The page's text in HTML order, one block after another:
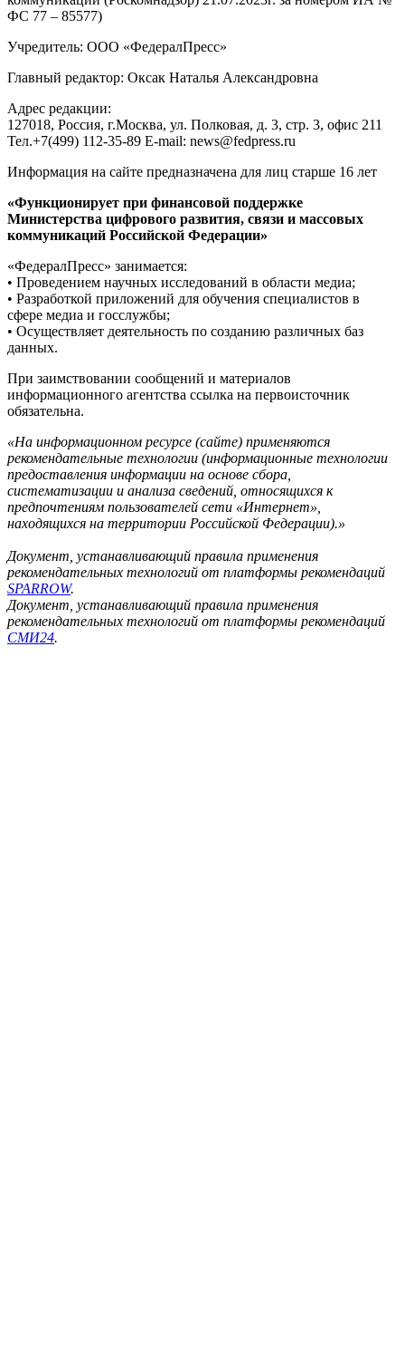
ФС 77 – 85577)
Учредитель: ООО «ФедералПресс»
Главный редактор: Оксак Наталья Александровна
Адрес редакции:
127018, Россия, г.Москва, ул. Полковая, д. 3, стр. 3, офис 211
Тел.+7(499) 112-35-89 E-mail: news@fedpress.ru
Информация на сайте предназначена для лиц старше 16 лет
«Функционирует при финансовой поддержке
Министерства цифрового развития, связи и массовых
коммуникаций Российской Федерации»
«ФедералПресс» занимается:
• Проведением научных исследований в области медиа;
• Разработкой приложений для обучения специалистов в
сфере медиа и госслужбы;
• Осуществляет деятельность по созданию различных баз
данных.
При заимствовании сообщений и материалов
информационного агентства ссылка на первоисточник
обязательна.
«На информационном ресурсе (сайте) применяются
рекомендательные технологии (информационные технологии
предоставления информации на основе сбора,
систематизации и анализа сведений, относящихся к
предпочтениям пользователей сети «Интернет»,
находящихся на территории Российской Федерации).»
Документ, устанавливающий правила применения
рекомендательных технологий от платформы рекомендаций
SPARROW.
Документ, устанавливающий правила применения
рекомендательных технологий от платформы рекомендаций
СМИ24.